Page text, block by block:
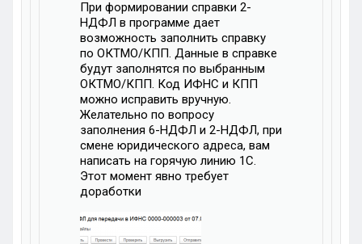
При формировании справки 2-
НДФЛ в программе дает
возможность заполнить справку
по ОКТМО/КПП. Данные в справке
будут заполнятся по выбранным
ОКТМО/КПП. Код ИФНС и КПП
можно исправить вручную.
Желательно по вопросу
заполнения 6-НДФЛ и 2-НДФЛ, при
смене юридического адреса, вам
написать на горячую линию 1С.
Этот момент явно требует
доработки